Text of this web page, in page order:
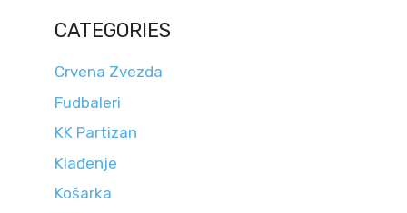
CATEGORIES
Crvena Zvezda
Fudbaleri
KK Partizan
Klađenje
Košarka